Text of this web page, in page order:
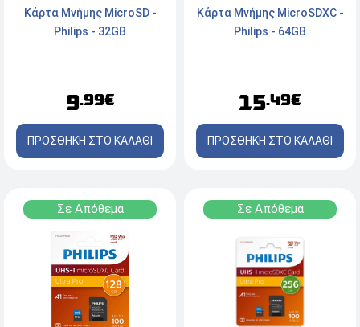
Κάρτα Mνήμης MicroSD -
Philips - 32GB
9.99€
ΠΡΟΣΘΗΚΗ ΣΤΟ ΚΑΛΑΘΙ
Κάρτα Μνήμης MicroSDXC -
Philips - 64GB
15.49€
ΠΡΟΣΘΗΚΗ ΣΤΟ ΚΑΛΑΘΙ
Σε Απόθεμα Σε Απόθεμα